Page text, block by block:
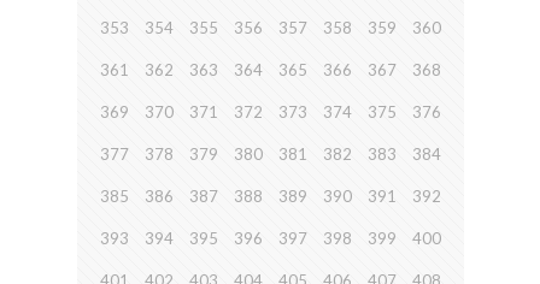
353 354 355 356 357 358 359 360
361 362 363 364 365 366 367 368
369 370 371 372 373 374 375 376
377 378 379 380 381 382 383 384
385 386 387 388 389 390 391 392
393 394 395 396 397 398 399 400
401 402 403 404 405 406 407 408